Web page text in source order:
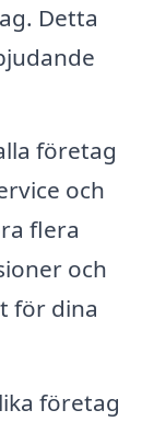
Detta
företag
och
flera
och
för dina
företag